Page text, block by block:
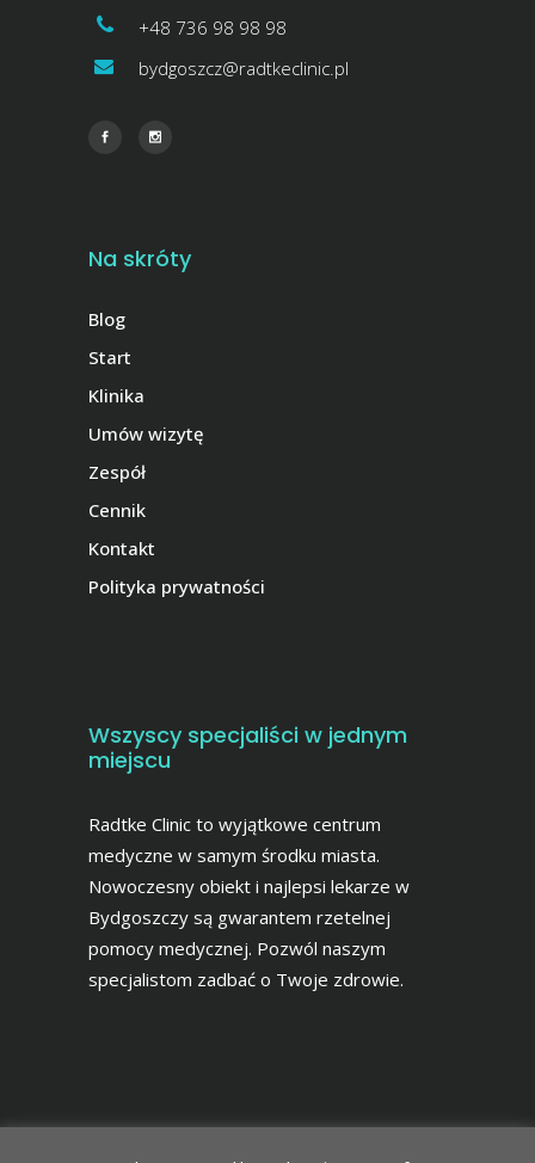
+48 736 98 98 98
bydgoszcz@radtkeclinic.pl
Na skróty
Blog
Start
Klinika
Umów wizytę
Zespół
Cennik
Kontakt
Polityka prywatności
Wszyscy specjaliści w jednym
miejscu
Radtke Clinic to wyjątkowe centrum
medyczne w samym środku miasta.
Nowoczesny obiekt i najlepsi lekarze w
Bydgoszczy są gwarantem rzetelnej
pomocy medycznej. Pozwól naszym
specjalistom zadbać o Twoje zdrowie.